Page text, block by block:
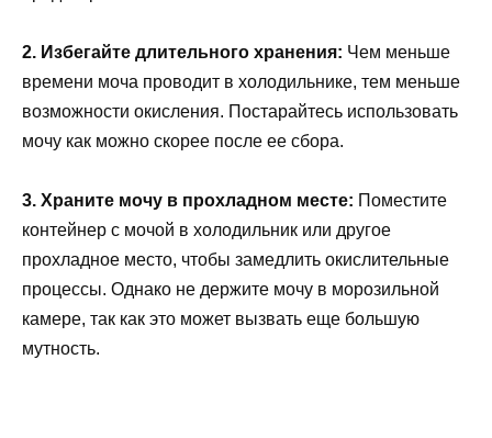
2. Избегайте длительного хранения: Чем меньше
времени моча проводит в холодильнике, тем меньше
возможности окисления. Постарайтесь использовать
мочу как можно скорее после ее сбора.
3. Храните мочу в прохладном месте: Поместите
контейнер с мочой в холодильник или другое
прохладное место, чтобы замедлить окислительные
процессы. Однако не держите мочу в морозильной
камере, так как это может вызвать еще большую
мутность.